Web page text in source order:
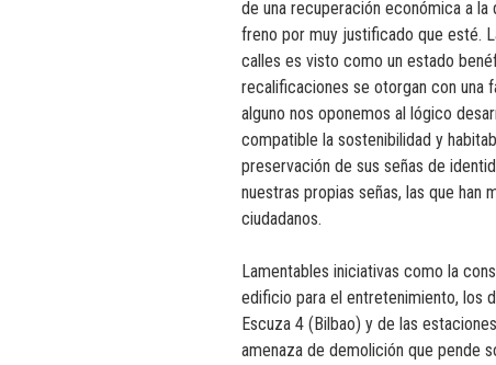
de una recuperación económica a
freno por muy justificado que esté.
calles es visto como un estado
recalificaciones se otorgan con una
alguno nos oponemos al lógico
compatible la sostenibilidad y
preservación de sus señas de
nuestras propias señas, las que han
ciudadanos.
Lamentables iniciativas como la
edificio para el entretenimiento, los
Escuza 4 (Bilbao) y de las
amenaza de demolición que pende